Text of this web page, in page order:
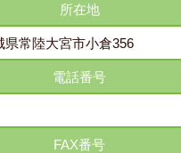
所在地
県常陸大宮市小倉356
電話番号
FAX番号